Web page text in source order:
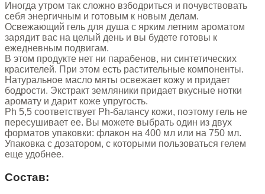
Иногда утром так сложно взбодриться и почувствовать
себя энергичным и готовым к новым делам.
Освежающий гель для душа с ярким летним ароматом
зарядит вас на целый день и вы будете готовы к
ежедневным подвигам.
В этом продукте нет ни парабенов, ни синтетических
красителей. При этом есть растительные компоненты.
Натуральное масло мяты освежает кожу и придает
бодрости. Экстракт земляники придает вкусные нотки
аромату и дарит коже упругость.
Ph 5,5 соответствует Ph-балансу кожи, поэтому гель не
пересушивает ее. Вы можете выбрать один из двух
форматов упаковки: флакон на 400 мл или на 750 мл.
Упаковка с дозатором, с которыми пользоваться гелем
еще удобнее.
Состав: